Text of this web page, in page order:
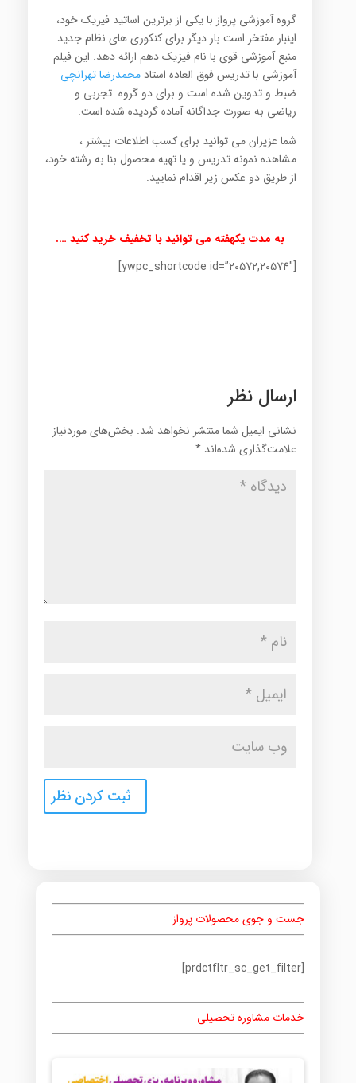
گروه آموزشی پرواز با یکی از برترین اساتید فیزیک خود،
اینبار مفتخر است بار دیگر برای کنکوری های نظام جدید
منبع آموزشی قوی با نام فیزیک دهم ارائه دهد. این فیلم
آموزشی با تدریس فوق العاده استاد محمدرضا تهرانچی
ضبط و تدوین شده است و برای دو گروه تجربی و
ریاضی به صورت جداگانه آماده گردیده شده است.
شما عزیزان می توانید برای کسب اطلاعات بیشتر ،
مشاهده نمونه تدریس و یا تهیه محصول بنا به رشته خود،
از طریق دو عکس زیر اقدام نمایید.
به مدت یکهفته می توانید با تخفیف خرید کنید ….
[ywpc_shortcode id=”20572,20574″]
ارسال نظر
نشانی ایمیل شما منتشر نخواهد شد. بخش‌های موردنیاز
علامت‌گذاری شده‌اند *
جست و جوی محصولات پرواز
[prdctfltr_sc_get_filter]
خدمات مشاوره تحصیلی